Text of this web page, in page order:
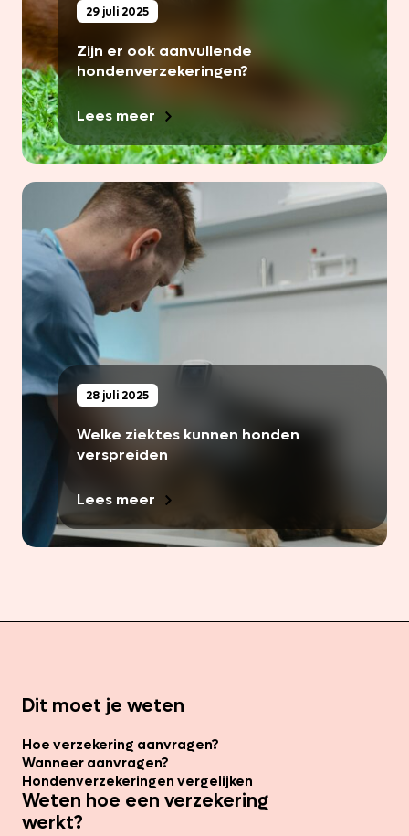
29 juli 2025
Zijn er ook aanvullende
hondenverzekeringen?
Lees meer
28 juli 2025
Welke ziektes kunnen honden
verspreiden
Lees meer
Dit moet je weten
Hoe verzekering aanvragen?
Wanneer aanvragen?
Hondenverzekeringen vergelijken
Weten hoe een verzekering
werkt?